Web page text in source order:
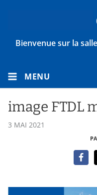
Bienvenue sur la
MENU
image FTDL
3 MAI 2021